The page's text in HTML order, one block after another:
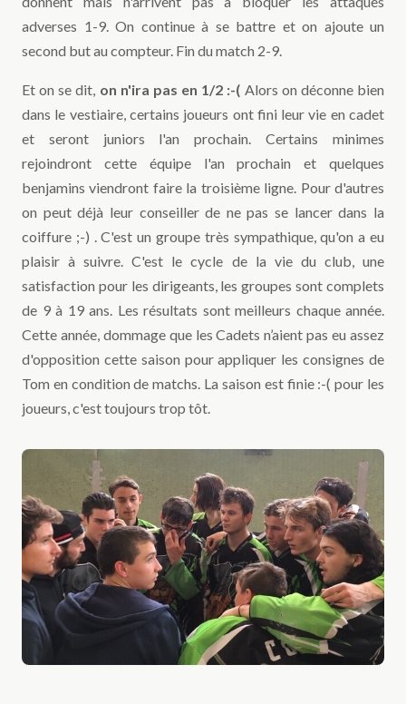
adverses 1-9. On continue à se battre et on ajoute un
second but au compteur. Fin du match 2-9.
Et on se dit, on n'ira pas en 1/2 :-( Alors on déconne bien
dans le vestiaire, certains joueurs ont fini leur vie en cadet
et seront juniors l'an prochain. Certains minimes
rejoindront cette équipe l'an prochain et quelques
benjamins viendront faire la troisième ligne. Pour d'autres
on peut déjà leur conseiller de ne pas se lancer dans la
coiffure ;-) . C'est un groupe très sympathique, qu'on a eu
plaisir à suivre. C'est le cycle de la vie du club, une
satisfaction pour les dirigeants, les groupes sont complets
de 9 à 19 ans. Les résultats sont meilleurs chaque année.
Cette année, dommage que les Cadets n’aient pas eu assez
d'opposition cette saison pour appliquer les consignes de
Tom en condition de matchs. La saison est finie :-( pour les
joueurs, c'est toujours trop tôt.